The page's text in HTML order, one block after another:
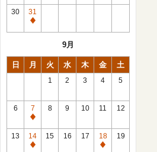
館
日
30
31
休
9月
日 月 火 水 木 金 土
1 2 3 4 5
6
7
休
館
日
8 9 10 11 12
13
14
休
15 16 17
18
休
19